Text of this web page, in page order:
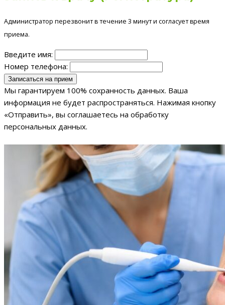
Администратор перезвонит в течение 3 минут и согласует время
приема.
Введите имя:
Номер телефона:
Мы гарантируем 100% сохранность данных. Ваша
информация не будет распространяться. Нажимая кнопку
«Отправить», вы соглашаетесь на обработку
персональных данных.